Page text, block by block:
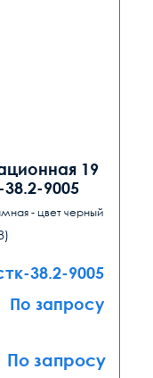
19
9005
- цвет черный
38.2-9005
По запросу
По запросу